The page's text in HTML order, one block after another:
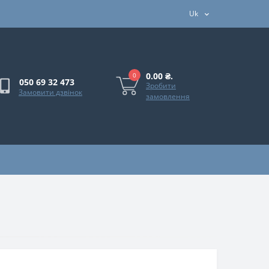
Uk
050 69 32 473
Замовити дзвінок
0 0.00 ₴.
Зробити
замовлення